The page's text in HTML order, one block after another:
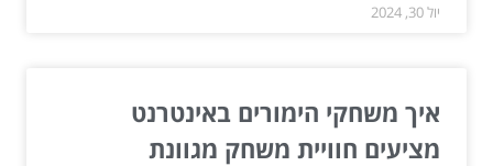
יול 30, 2024
איך משחקי הימורים באינטרנט
מציעים חוויית משחק מגוונת